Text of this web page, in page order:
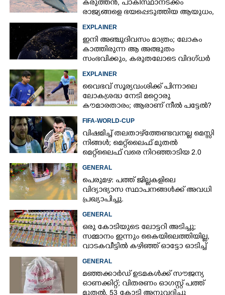
കരുത്തൻ,​ പാകിസ്ഥാനടക്കം
രാജ്യങ്ങളെ ഭയപ്പെടുത്തിയ ആയുധം,​
EXPLAINER
ഇനി അഞ്ചുദിവസം മാത്രം; ലോകം
കാത്തിരുന്ന ആ അത്ഭുതം
സംഭവിക്കും, കരുതലോടെ വിദഗ്ധർ
EXPLAINER
വൈഭവ് സൂര്യവംശിക്ക് പിന്നാലെ
ലോകശ്രദ്ധ നേടി മറ്റൊരു
കൗമാരതാരം; ആരാണ് നീൽ പട്ടേൽ?
FIFA-WORLD-CUP
വിഷമിച്ച് തലതാഴ്‌ത്തേണ്ടവനല്ല മെസ്സി
നിങ്ങള്‍; മെറ്റ്‌ലൈഫ് മുതല്‍
മെറ്റ്‌ലൈഫ് വരെ നിറഞ്ഞാടിയ 2.0
GENERAL
പെരുമഴ: പത്ത് ജില്ലകളിലെ
വിദ്യാഭ്യാസ സ്ഥാപനങ്ങൾക്ക് അവധി
പ്രഖ്യാപിച്ചു.
GENERAL
ഒരു കോടിയുടെ ലോട്ടറി അടിച്ചു;
സമ്മാനം ഇന്നും കൈയിലെത്തിയില്ല,
വാടകവീട്ടിൽ കഴിഞ്ഞ് ഓട്ടോ ഓടിച്ച്
GENERAL
മഞ്ഞക്കാർഡ് ഉടമകൾക്ക് സൗജന്യ
ഓണക്കിറ്റ്; വിതരണം ഓഗസ്റ്റ് പത്ത്
Copy Link